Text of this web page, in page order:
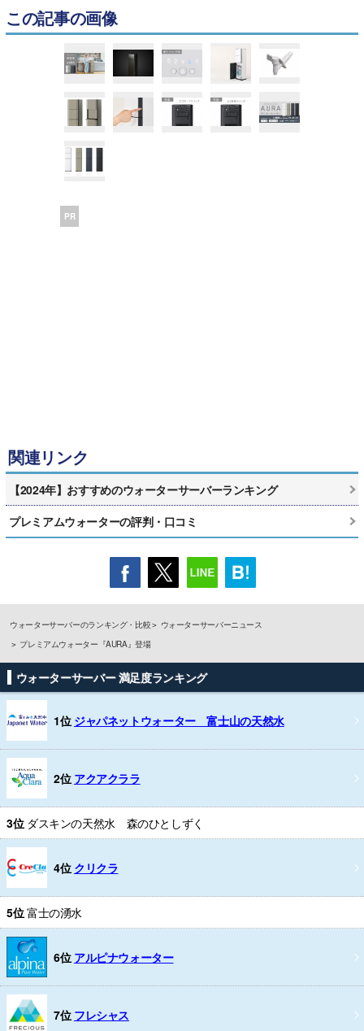
この記事の画像
PR
関連リンク
【2024年】おすすめのウォーターサーバーランキング
プレミアムウォーターの評判・口コミ
ウォーターサーバーのランキング・比較
ウォーターサーバーニュース
プレミアムウォーター『AURA』登場
ウォーターサーバー 満足度ランキング
1位 ジャパネットウォーター 富士山の天然水
2位 アクアクララ
3位 ダスキンの天然水 森のひとしずく
4位 クリクラ
5位富士の湧水
6位 アルピナウォーター
7位 フレシャス